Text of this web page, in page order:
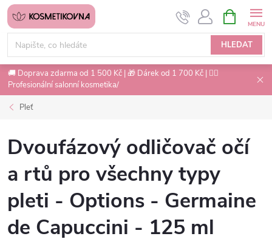
Přejít
obsah
HLEDAT
NÁKUPNÍ
KOŠÍK
🚚 Doprava zdarma od 1 500 Kč | 🎁 Dárek od 1 700 Kč | 💇‍♀️
Profesionální salonní kosmetika/
Pleť
Dvoufázový odličovač očí
a rtů pro všechny typy
pleti - Options - Germaine
de Capuccini - 125 ml